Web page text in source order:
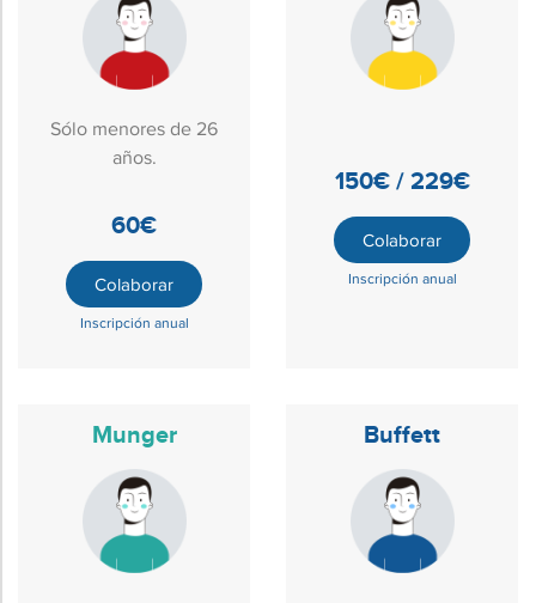
Sólo menores de 26
años.
60€
Colaborar
Inscripción anual
150€ / 229€
Colaborar
Inscripción anual
Munger Buffett